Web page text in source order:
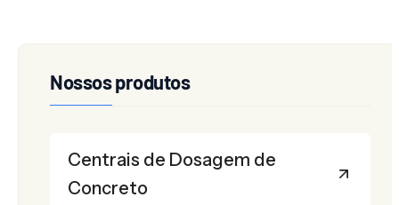
Nossos produtos
Centrais de Dosagem de
Concreto